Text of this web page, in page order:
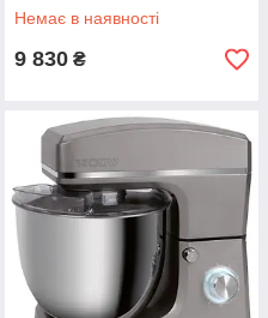
Немає в наявності
9 830 ₴